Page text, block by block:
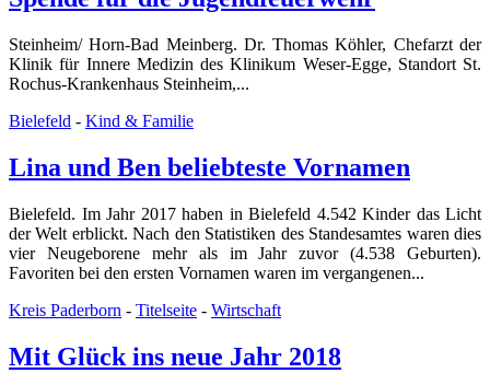
Steinheim/ Horn-Bad Meinberg. Dr. Thomas Köhler, Chefarzt der
Klinik für Innere Medizin des Klinikum Weser-Egge, Standort St.
Rochus-Krankenhaus Steinheim,...
Bielefeld - Kind & Familie
Lina und Ben beliebteste Vornamen
Bielefeld. Im Jahr 2017 haben in Bielefeld 4.542 Kinder das Licht
der Welt erblickt. Nach den Statistiken des Standesamtes waren dies
vier Neugeborene mehr als im Jahr zuvor (4.538 Geburten).
Favoriten bei den ersten Vornamen waren im vergangenen...
Kreis Paderborn - Titelseite - Wirtschaft
Mit Glück ins neue Jahr 2018